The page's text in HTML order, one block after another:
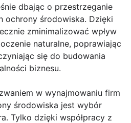
dbając o przestrzeganie
ochrony środowiska. Dzięki
zminimalizować wpływ
naturalne, poprawiając
się do budowania
biznesu.
w wynajmowaniu firm
środowiska jest wybór
Tylko dzięki współpracy z